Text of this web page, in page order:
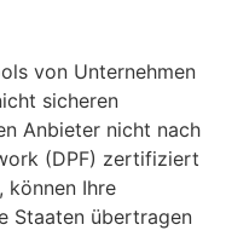
von Unternehmen
sicheren
Anbieter nicht nach
(DPF) zertifiziert
können Ihre
Staaten übertragen